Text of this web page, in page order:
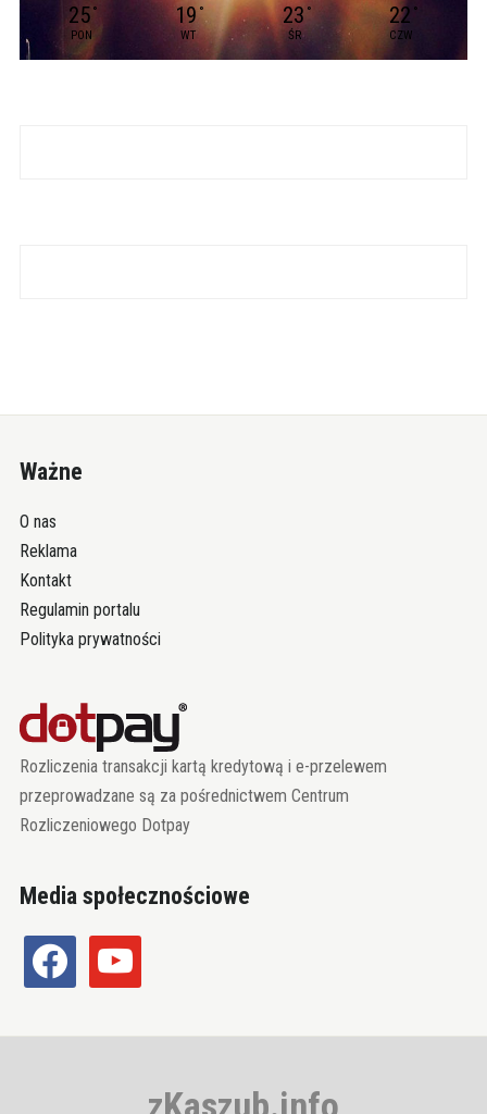
25 °
PON
19°
WT
23 °
ŚR
22 °
CZW
Ważne
O nas
Reklama
Kontakt
Regulamin portalu
Polityka prywatności
Rozliczenia transakcji kartą kredytową i e-przelewem
przeprowadzane są za pośrednictwem Centrum
Rozliczeniowego Dotpay
Media społecznościowe
facebook youtube
zKaszub.info